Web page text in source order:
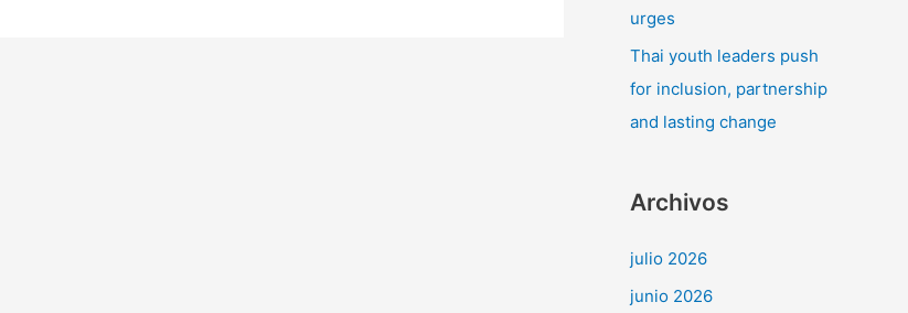
urges
Thai youth leaders push
for inclusion, partnership
and lasting change
Archivos
julio 2026
junio 2026